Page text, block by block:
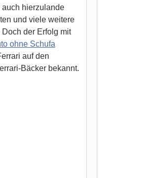
hierzulande
und viele weitere
der Erfolg mit
ohne Schufa
auf den
Bäcker bekannt.